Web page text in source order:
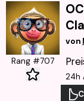
von
Rang #707
24h